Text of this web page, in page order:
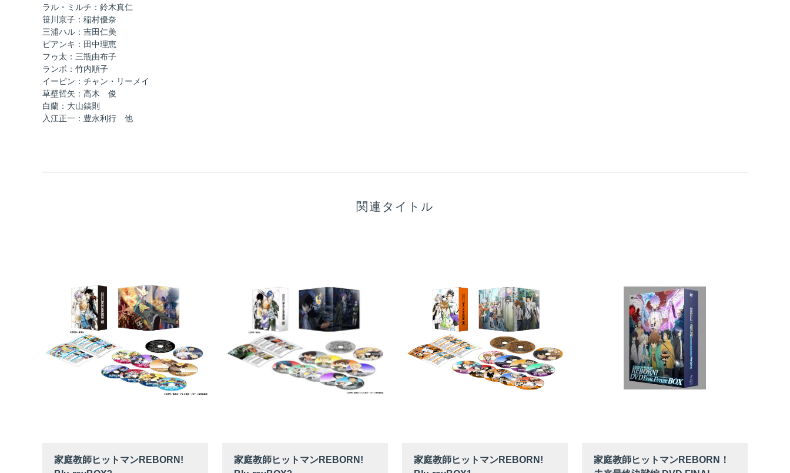
ラル・ミルチ：鈴木真仁
笹川京子：稲村優奈
三浦ハル：吉田仁美
ビアンキ：田中理恵
フゥ太：三瓶由布子
ランボ：竹内順子
イーピン：チャン・リーメイ
草壁哲矢：高木 俊
白蘭：大山鎬則
入江正一：豊永利行 他
関連タイトル
家庭教師ヒットマンREBORN!
家庭教師ヒットマンREBORN!
家庭教師ヒットマンREBORN!
家庭教師ヒットマンREBORN！